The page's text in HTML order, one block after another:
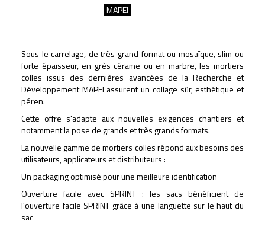
MAPEI
Sous le carrelage, de très grand format ou mosaïque, slim ou
forte épaisseur, en grès cérame ou en marbre, les mortiers
colles issus des dernières avancées de la Recherche et
Développement MAPEI assurent un collage sûr, esthétique et
péren.
Cette offre s'adapte aux nouvelles exigences chantiers et
notamment la pose de grands et très grands formats.
La nouvelle gamme de mortiers colles répond aux besoins des
utilisateurs, applicateurs et distributeurs :
Un packaging optimisé pour une meilleure identification
Ouverture facile avec SPRINT : les sacs bénéficient de
l'ouverture facile SPRINT grâce à une languette sur le haut du
sac